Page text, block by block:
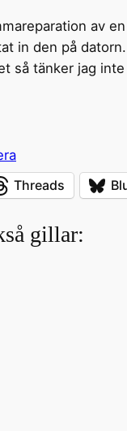
av
in den på datorn.
så tänker jag
Threads
gillar: